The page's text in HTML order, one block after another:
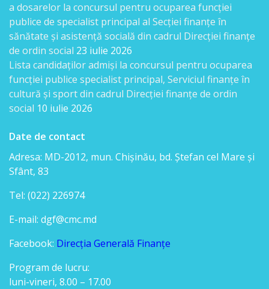
Lista
candidaților
admiși
la
interviu
Lista
candidaților
au
promovat
concursul
Condițiile
a dosarelor la concursul pentru ocuparea funcției
publice de specialist principal al Secției finanțe în
sănătate și asistență socială din cadrul Direcției finanțe
de ordin social 23 iulie 2026
Lista candidaţilor admişi la concursul pentru ocuparea
funcției publice specialist principal, Serviciul finanțe în
cultură și sport din cadrul Direcției finanțe de ordin
social 10 iulie 2026
Date de contact
Adresa: MD-2012, mun. Chişinău, bd. Ştefan cel Mare şi
Sfânt, 83
Tel: (022) 226974
E-mail: dgf@cmc.md
Facebook: Direcția Generală Finanțe
Program de lucru:
luni-vineri, 8.00 – 17.00